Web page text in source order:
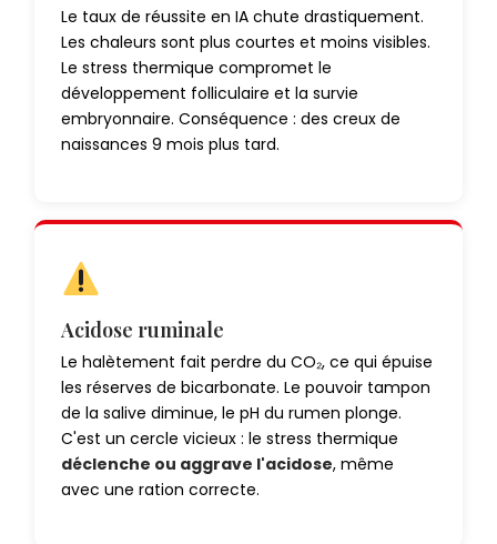
Le taux de réussite en IA chute drastiquement.
Les chaleurs sont plus courtes et moins visibles.
Le stress thermique compromet le
développement folliculaire et la survie
embryonnaire. Conséquence : des creux de
naissances 9 mois plus tard.
Acidose ruminale
Le halètement fait perdre du CO₂, ce qui épuise
les réserves de bicarbonate. Le pouvoir tampon
de la salive diminue, le pH du rumen plonge.
C'est un cercle vicieux : le stress thermique
déclenche ou aggrave l'acidose, même
avec une ration correcte.